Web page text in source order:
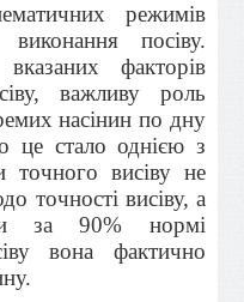
режимів
посіву.
факторів
важливу роль
насінин по дну
це стало однією з
точного висіву не
точності висіву, а
за 90% нормі
вона фактично